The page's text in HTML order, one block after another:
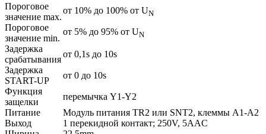
Пороговое
значение max.
от 10% до 100% от UN
Пороговое
значение min.
от 5% до 95% от UN
Задержка
срабатывания
от 0,1s до 10s
Задержка
START-UP
от 0 до 10s
Функция
защелки
перемычка Y1-Y2
Питание
Модуль питания TR2 или SNT2, клеммы A1-A2
Выход
1 перекидной контакт; 250V, 5AAC